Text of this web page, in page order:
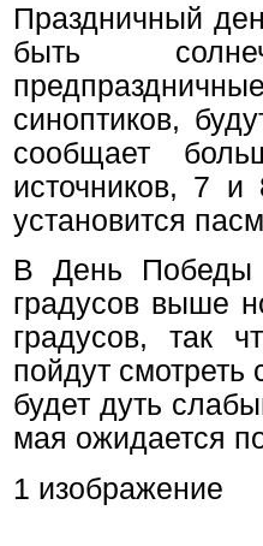
Праздничный
быть
синоптиков,
сообщает
источников, 7
установится
В День Победы
градусов выше
градусов, так
пойдут
будет дуть
мая ожидается
1 изображение